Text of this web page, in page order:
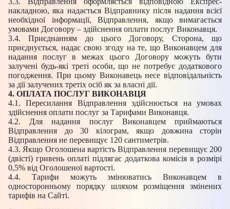
накладною, яка надається Відправнику після надання всієї
необхідної інформації, Відправлення, якщо вимагається
умовами Договору – здійснення оплати послуг Виконавця.
3.4. Приєднанням до цього Договору, Сторона, що
приєднується, надає свою згоду на те, що Виконавцем для
надання послуг в межах цього Договору можуть бути
залучені будь-які треті особи, що не потребує додаткового
погодження. При цьому Виконавець несе відповідальність
за дії залучених третіх осіб як за власні дії.
4. ОПЛАТА ПОСЛУГ ВИКОНАВЦЯ
4.1. Пересилання Відправлення здійснюється на умовах
здійснення оплати послуг за Тарифами Виконавця.
4.2. Для надання послуг Виконавцем приймаються
Відправлення до 30 кілограм, якщо довжина сторін
Відправлення не перевищує 120 сантиметрів.
4.3. Якщо Оголошена вартість Відправлення перевищує 200
(двісті) гривень оплаті підлягає додаткова комісія в розмірі
0,5% від Оголошеної вартості.
4.4. Тарифи можуть змінюватись Виконавцем в
односторонньому порядку шляхом розміщення змінених
тарифів на Сайті.